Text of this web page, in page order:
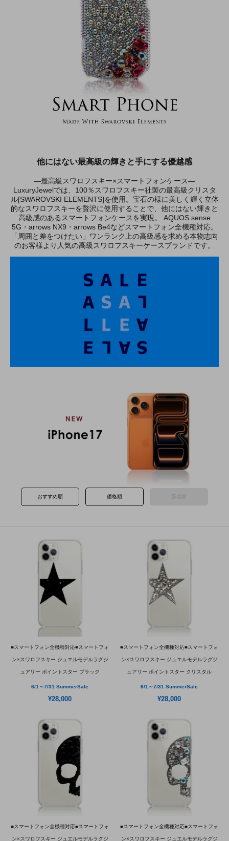
他にはない最高級の輝きと手にする優越感
―最高級スワロフスキー×スマートフォンケース―
LuxuryJewelでは、100％スワロフスキー社製の最高級クリスタ
ル[SWAROVSKI ELEMENTS]を使用。宝石の様に美しく輝く立体
的なスワロフスキーを贅沢に使用することで、他にはない輝きと
高級感のあるスマートフォンケースを実現。 AQUOS sense
5G・arrows NX9・arrows Be4などスマートフォン全機種対応。
「周囲と差をつけたい」ワンランク上の高級感を求める本物志向
のお客様より人気の高級スワロフスキーケースブランドです。
おすすめ順 価格順
■スマートフォン全機種対応■スマートフォ
ン×スワロフスキー ジュエルモデルラグジ
ュアリー ポイントスター ブラック
6/1～7/31 SummerSale
¥28,000
■スマートフォン全機種対応■スマートフォ
ン×スワロフスキー ジュエルモデルラグジ
ュアリー ポイントスター クリスタル
6/1～7/31 SummerSale
¥28,000
■スマートフォン全機種対応■スマートフォ
ン×スワロフスキー ジュエルモデルラグジ
■スマートフォン全機種対応■スマートフォ
ン×スワロフスキー ジュエルモデルラグジ